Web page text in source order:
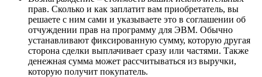
прав. Сколько и как заплатит вам приобретатель, вы
решаете с ним сами и указываете это в соглашении об
отчуждении прав на программу для ЭВМ. Обычно
устанавливают фиксированную сумму, которую другая
сторона сделки выплачивает сразу или частями. Также
денежная сумма может рассчитываться из выручки,
которую получит покупатель.